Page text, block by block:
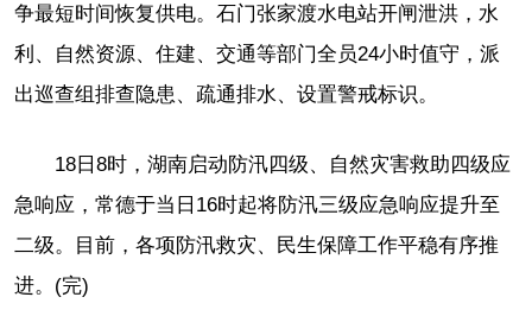
争最短时间恢复供电。石门张家渡水电站开闸泄洪，水
利、自然资源、住建、交通等部门全员24小时值守，派
出巡查组排查隐患、疏通排水、设置警戒标识。
18日8时，湖南启动防汛四级、自然灾害救助四级应
急响应，常德于当日16时起将防汛三级应急响应提升至
二级。目前，各项防汛救灾、民生保障工作平稳有序推
进。(完)